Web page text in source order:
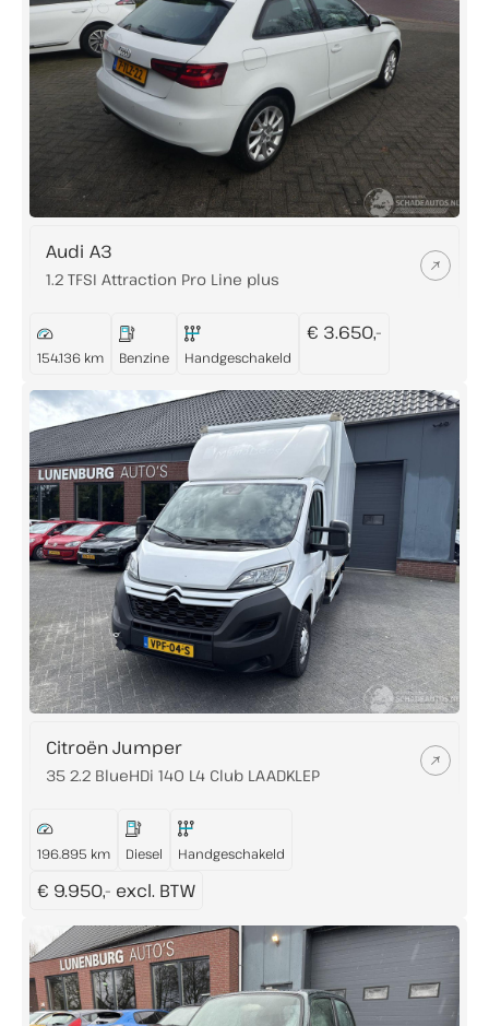
Audi A3
1.2 TFSI Attraction Pro Line plus
154.136 km Benzine Handgeschakeld
€ 3.650,-
Citroën Jumper
35 2.2 BlueHDi 140 L4 Club LAADKLEP
196.895 km Diesel Handgeschakeld
€ 9.950,- excl. BTW